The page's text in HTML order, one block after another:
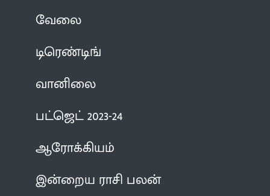
வேலை
டிரெண்டிங்
வானிலை
பட்ஜெட் 2023-24
ஆரோக்கியம்
இன்றைய ராசி பலன்